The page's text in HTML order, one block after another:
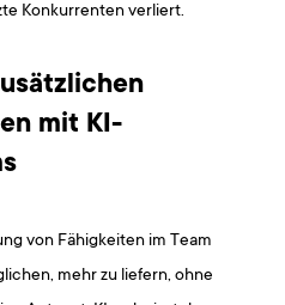
Konkurrenten verliert.
mit KI-
von Fähigkeiten im Team
mehr zu liefern, ohne